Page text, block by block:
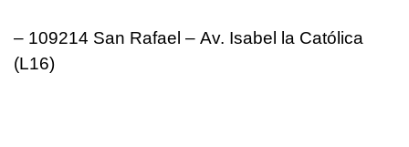
– 109214 San Rafael – Av. Isabel la Católica
(L16)